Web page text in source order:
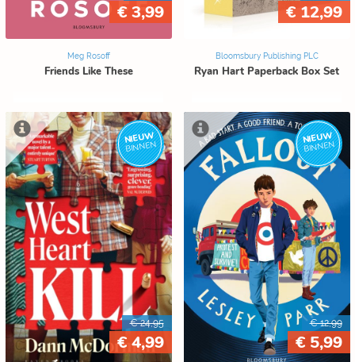
€ 3,99
Meg Rosoff
Friends Like These
€ 12,99
Bloomsbury Publishing PLC
Ryan Hart Paperback Box Set
NIEUW
BINNEN
€ 24,95
€ 4,99
NIEUW
BINNEN
€ 12,99
€ 5,99